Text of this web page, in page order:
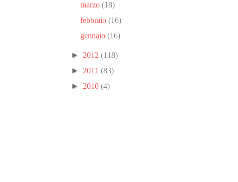
marzo(18)
febbraio(16)
gennaio(16)
► 2012 (118)
► 2011 (83)
► 2010 (4)